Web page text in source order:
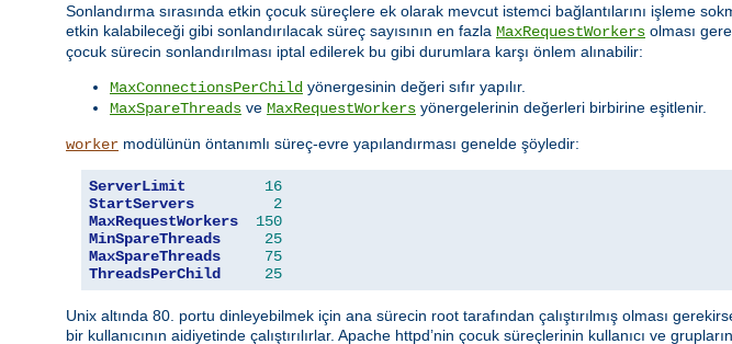
Sonlandırma sırasında etkin çocuk süreçlere ek olarak mevcut istemci bağlantılarını işleme
etkin kalabileceği gibi sonlandırılacak süreç sayısının en fazla MaxRequestWorkers olması
çocuk sürecin sonlandırılması iptal edilerek bu gibi durumlara karşı önlem alınabilir:
MaxConnectionsPerChild yönergesinin değeri sıfır yapılır.
MaxSpareThreads ve MaxRequestWorkers yönergelerinin değerleri birbirine eşitlenir.
worker modülünün öntanımlı süreç-evre yapılandırması genelde şöyledir:
ServerLimit
16
StartServers
2
MaxRequestWorkers
150
MinSpareThreads
25
MaxSpareThreads
75
ThreadsPerChild
25
Unix altında 80. portu dinleyebilmek için ana sürecin root tarafından çalıştırılmış olması
bir kullanıcının aidiyetinde çalıştırılırlar. Apache httpd’nin çocuk süreçlerinin kullanıcı ve